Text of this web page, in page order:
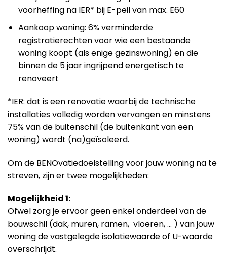
voorheffing na IER* bij E-peil van max. E60
Aankoop woning: 6% verminderde
registratierechten voor wie een bestaande
woning koopt (als enige gezinswoning) en die
binnen de 5 jaar ingrijpend energetisch te
renoveert
*IER: dat is een renovatie waarbij de technische
installaties volledig worden vervangen en minstens
75% van de buitenschil (de buitenkant van een
woning) wordt (na)geïsoleerd.
Om de BENOvatiedoelstelling voor jouw woning na te
streven, zijn er twee mogelijkheden:
Mogelijkheid 1:
Ofwel zorg je ervoor geen enkel onderdeel van de
bouwschil (dak, muren, ramen, vloeren, … ) van jouw
woning de vastgelegde isolatiewaarde of U-waarde
overschrijdt.